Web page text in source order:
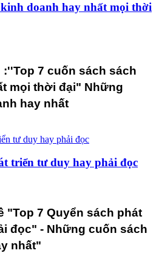
kinh doanh hay nhất mọi thời
7 cuốn sách sách
mọi thời đại" Những
hay nhất
triển tư duy hay phải đọc
"Top 7 Quyển sách phát
đọc" - Những cuốn sách
nhất"